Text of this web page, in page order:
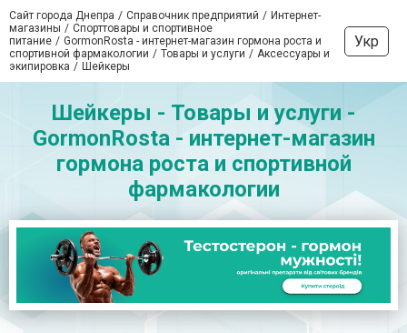
Сайт города Днепра Справочник предприятий
Интернет-
магазины
Спорттовары и спортивное
питание
GormonRosta - интернет-магазин гормона роста и
спортивной фармакологии
Товары и услуги
Аксессуары и
экипировка
Шейкеры
Укр
Шейкеры - Товары и услуги -
GormonRosta - интернет-магазин
гормона роста и спортивной
фармакологии